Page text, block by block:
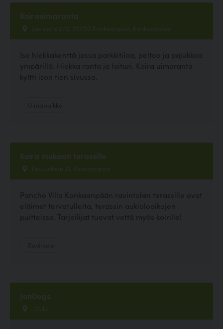
Koirauimaranta
Laviantie 272, 38700 Kankaanpää, Kankaanpää
Iso hiekkakenttä jossa parkkitilaa, peltoa ja pajukkoa
ympärillä. Hiekka ranta ja laituri. Koira uimaranta
kyltti ison tien sivussa.
Koira mukaan terassille
Keskuskatu 31, Kankaanpää
Pancho Villa Kankaanpään ravintolan terassille ovat
eläimet tervetulleita, terassin aukioloaikojen
puitteissa. Tarjoilijat tuovat vettä myös koirille!
JanDogs
, Oulu